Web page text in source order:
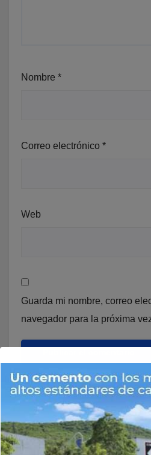
Nombre *
Correo electrónico *
Web
Guarda mi nombre, correo
navegador para la próxima